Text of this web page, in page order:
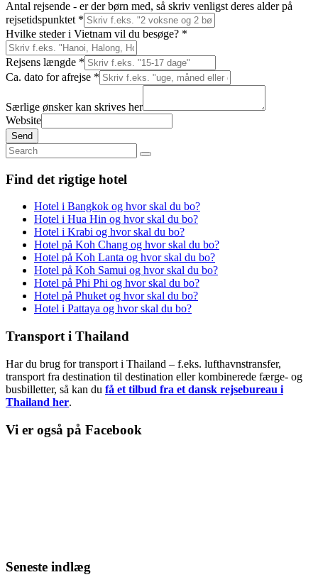
Antal rejsende - er der børn med, så skriv venligst deres alder på
rejsetidspunktet *
Hvilke steder i Vietnam vil du besøge? *
Rejsens længde *
Ca. dato for afrejse *
Særlige ønsker kan skrives her
Website
Send
Search
for:
Find det rigtige hotel
Hotel i Bangkok og hvor skal du bo?
Hotel i Hua Hin og hvor skal du bo?
Hotel i Krabi og hvor skal du bo?
Hotel på Koh Chang og hvor skal du bo?
Hotel på Koh Lanta og hvor skal du bo?
Hotel på Koh Samui og hvor skal du bo?
Hotel på Phi Phi og hvor skal du bo?
Hotel på Phuket og hvor skal du bo?
Hotel i Pattaya og hvor skal du bo?
Transport i Thailand
Har du brug for transport i Thailand – f.eks. lufthavnstransfer,
transport fra destination til destination eller kombinerede færge- og
busbilletter, så kan du få et tilbud fra et dansk rejsebureau i
Thailand her.
Vi er også på Facebook
Seneste indlæg